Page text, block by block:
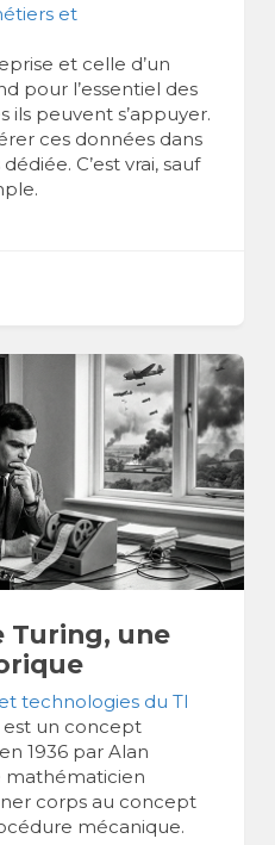
et
et celle d’un
pour l’essentiel des
ils peuvent s’appuyer.
ces données dans
C’est vrai, sauf
Turing, une
et technologies du TI
est un concept
1936 par Alan
mathématicien
corps au concept
mécanique.